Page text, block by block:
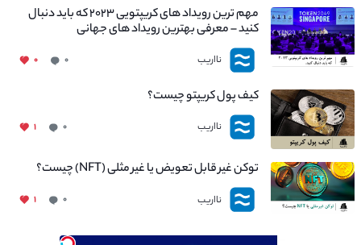
مهم ترین رویداد های کریپتویی ۲۰۲۳ که باید دنبال
کنید – معرفی بهترین رویداد های جهانی
نااریب ۰ ۰
کیف پول کریپتو چیست؟
نااریب ۰ ۱
توکن غیر قابل تعویض یا غیر مثلی (NFT) چیست؟
نااریب ۰ ۱